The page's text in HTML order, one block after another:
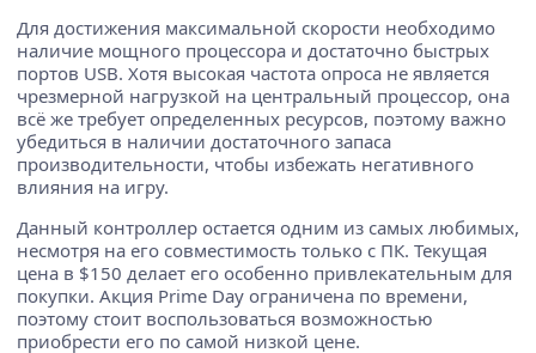
Для достижения максимальной скорости необходимо
наличие мощного процессора и достаточно быстрых
портов USB. Хотя высокая частота опроса не является
чрезмерной нагрузкой на центральный процессор, она
всё же требует определенных ресурсов, поэтому важно
убедиться в наличии достаточного запаса
производительности, чтобы избежать негативного
влияния на игру.
Данный контроллер остается одним из самых любимых,
несмотря на его совместимость только с ПК. Текущая
цена в $150 делает его особенно привлекательным для
покупки. Акция Prime Day ограничена по времени,
поэтому стоит воспользоваться возможностью
приобрести его по самой низкой цене.